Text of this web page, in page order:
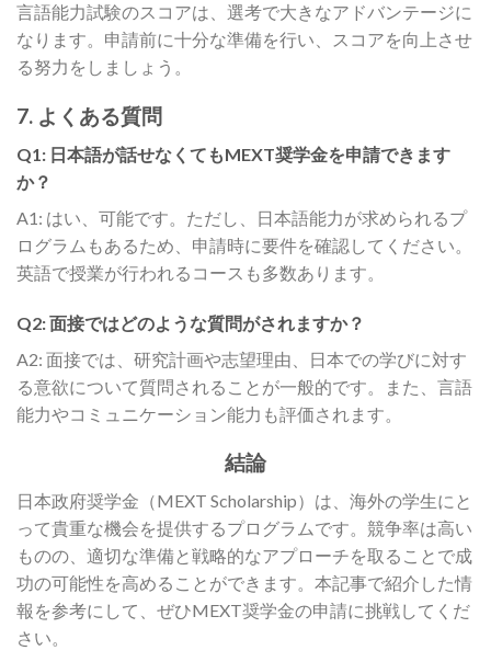
言語能力試験のスコアは、選考で大きなアドバンテージに
なります。申請前に十分な準備を行い、スコアを向上させ
る努力をしましょう。
7. よくある質問
Q1: 日本語が話せなくてもMEXT奨学金を申請できます
か？
A1: はい、可能です。ただし、日本語能力が求められるプ
ログラムもあるため、申請時に要件を確認してください。
英語で授業が行われるコースも多数あります。
Q2: 面接ではどのような質問がされますか？
A2: 面接では、研究計画や志望理由、日本での学びに対す
る意欲について質問されることが一般的です。また、言語
能力やコミュニケーション能力も評価されます。
結論
日本政府奨学金（MEXT Scholarship）は、海外の学生にと
って貴重な機会を提供するプログラムです。競争率は高い
ものの、適切な準備と戦略的なアプローチを取ることで成
功の可能性を高めることができます。本記事で紹介した情
報を参考にして、ぜひMEXT奨学金の申請に挑戦してくだ
さい。